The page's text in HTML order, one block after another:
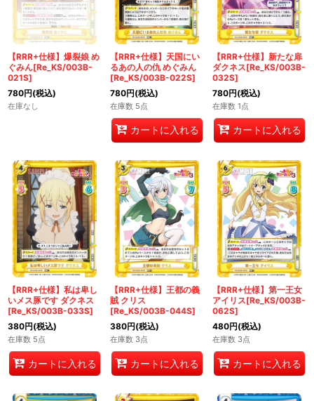
【RRR+仕様】爆裂娘 め
ぐみん[Re_KS/003B-
021S]
780円(税込)
在庫なし
【RRR+仕様】天国にい
るあの人の仇 めぐみん
[Re_KS/003B-022S]
780円(税込)
在庫数 5点
カートに入れる
【RRR+仕様】新たな扉
ダクネス[Re_KS/003B-
032S]
780円(税込)
在庫数 1点
カートに入れる
【RRR+仕様】私は卑し
いメス豚です ダクネス
[Re_KS/003B-033S]
380円(税込)
在庫数 5点
カートに入れる
【RRR+仕様】王都の義
賊 クリス
[Re_KS/003B-044S]
380円(税込)
在庫数 3点
カートに入れる
【RRR+仕様】第一王女
アイリス[Re_KS/003B-
062S]
480円(税込)
在庫数 3点
カートに入れる